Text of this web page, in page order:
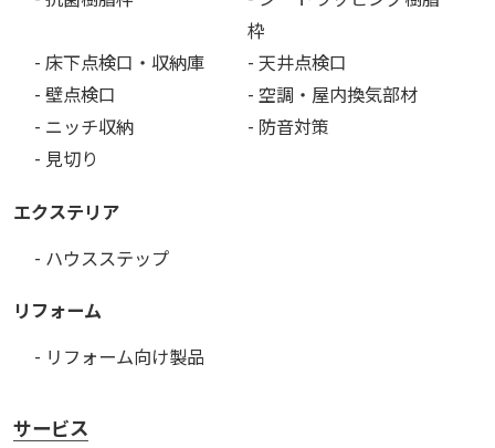
枠
- 床下点検口・収納庫
- 天井点検口
- 壁点検口
- 空調・屋内換気部材
- ニッチ収納
- 防音対策
- 見切り
エクステリア
- ハウスステップ
リフォーム
- リフォーム向け製品
サービス